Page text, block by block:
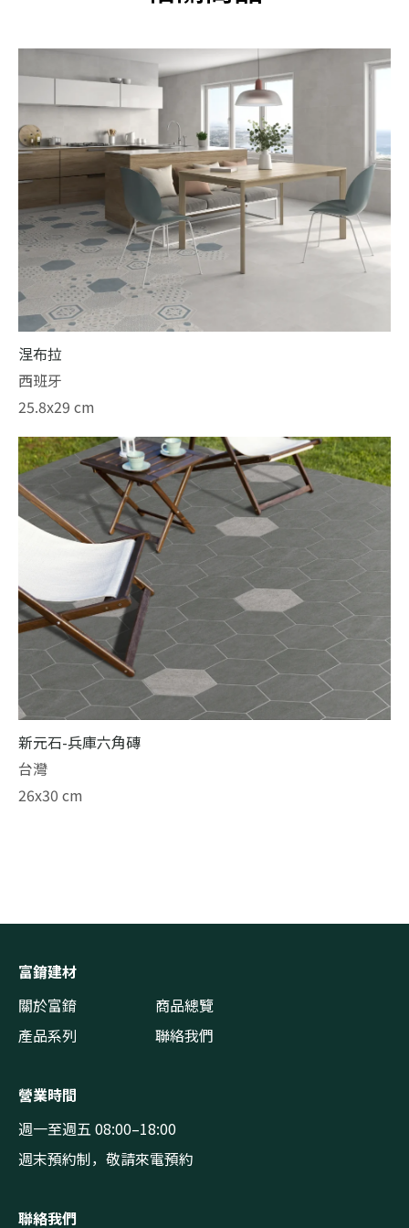
涅布拉
西班牙
25.8x29 cm
新元石-兵庫六角磚
台灣
26x30 cm
富錥建材
關於富錥
商品總覽
產品系列
聯絡我們
營業時間
週一至週五 08:00–18:00
週末預約制，敬請來電預約
聯絡我們